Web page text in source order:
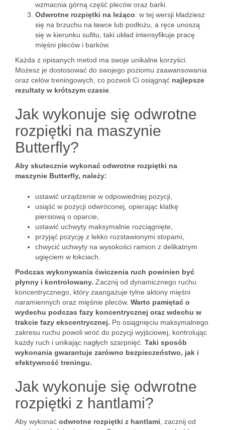
wzmacnia górną część pleców oraz barki.
Odwrotne rozpiętki na leżąco: w tej wersji kładziesz
się na brzuchu na ławce lub podłożu, a ręce unoszą
się w kierunku sufitu, taki układ intensyfikuje pracę
mięśni pleców i barków.
Każda z opisanych metod ma swoje unikalne korzyści.
Możesz je dostosować do swojego poziomu zaawansowania
oraz celów treningowych, co pozwoli Ci osiągnąć najlepsze
rezultaty w krótszym czasie
Jak wykonuje się odwrotne
rozpiętki na maszynie
Butterfly?
Aby skutecznie wykonać odwrotne rozpiętki na
maszynie Butterfly, należy:
ustawić urządzenie w odpowiedniej pozycji,
usiąść w pozycji odwróconej, opierając klatkę
piersiową o oparcie,
ustawić uchwyty maksymalnie rozciągnięte,
przyjąć pozycję z lekko rozstawionymi stopami,
chwycić uchwyty na wysokości ramion z delikatnym
ugięciem w łokciach.
Podczas wykonywania ćwiczenia ruch powinien być
płynny i kontrolowany. Zacznij od dynamicznego ruchu
koncentrycznego, który zaangażuje tylne aktony mięśni
naramiennych oraz mięśnie pleców. Warto pamiętać o
wydechu podczas fazy koncentrycznej oraz wdechu w
trakcie fazy ekscentrycznej. Po osiągnięciu maksymalnego
zakresu ruchu powoli wróć do pozycji wyjściowej, kontrolując
każdy ruch i unikając nagłych szarpnięć. Taki sposób
wykonania gwarantuje zarówno bezpieczeństwo, jak i
efektywność treningu.
Jak wykonuje się odwrotne
rozpiętki z hantlami?
Aby wykonać odwrotne rozpiętki z hantlami , zacznij od